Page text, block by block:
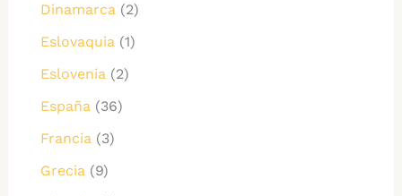
Dinamarca(2)
Eslovaquia(1)
Eslovenia(2)
España(36)
Francia(3)
Grecia(9)